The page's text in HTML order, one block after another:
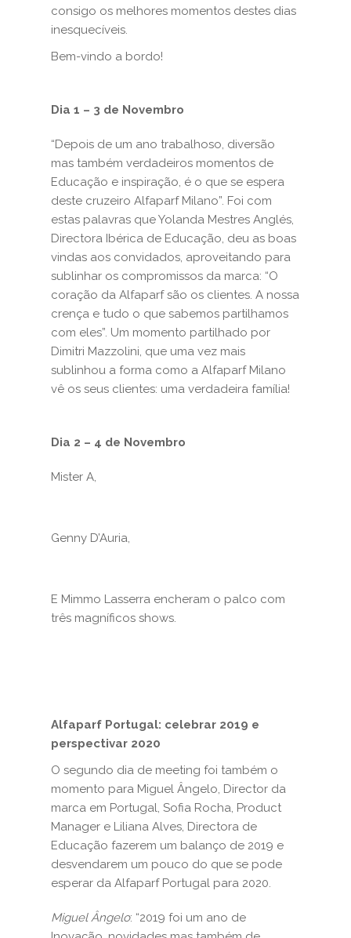
consigo os melhores momentos destes dias
inesquecíveis.
Bem-vindo a bordo!
Dia 1 – 3 de Novembro
“Depois de um ano trabalhoso, diversão
mas também verdadeiros momentos de
Educação e inspiração, é o que se espera
deste cruzeiro Alfaparf Milano”. Foi com
estas palavras que Yolanda Mestres Anglés,
Directora Ibérica de Educação, deu as boas
vindas aos convidados, aproveitando para
sublinhar os compromissos da marca: “O
coração da Alfaparf são os clientes. A nossa
crença e tudo o que sabemos partilhamos
com eles”. Um momento partilhado por
Dimitri Mazzolini, que uma vez mais
sublinhou a forma como a Alfaparf Milano
vê os seus clientes: uma verdadeira família!
Dia 2 – 4 de Novembro
Mister A,
Genny D’Auria,
E Mimmo Lasserra encheram o palco com
três magníficos shows.
Alfaparf Portugal: celebrar 2019 e
perspectivar 2020
O segundo dia de meeting foi também o
momento para Miguel Ângelo, Director da
marca em Portugal, Sofia Rocha, Product
Manager e Liliana Alves, Directora de
Educação fazerem um balanço de 2019 e
desvendarem um pouco do que se pode
esperar da Alfaparf Portugal para 2020.
Miguel Ângelo: “2019 foi um ano de